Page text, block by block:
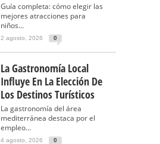
Guía completa: cómo elegir las
mejores atracciones para
niños...
2 agosto, 2026 0
La Gastronomía Local
Influye En La Elección De
Los Destinos Turísticos
La gastronomía del área
mediterránea destaca por el
empleo...
4 agosto, 2026 0